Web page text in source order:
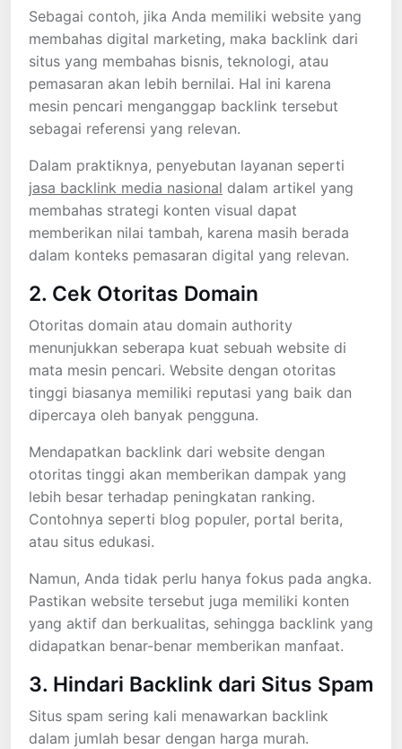
Sebagai contoh, jika Anda memiliki website yang
membahas digital marketing, maka backlink dari
situs yang membahas bisnis, teknologi, atau
pemasaran akan lebih bernilai. Hal ini karena
mesin pencari menganggap backlink tersebut
sebagai referensi yang relevan.
Dalam praktiknya, penyebutan layanan seperti
jasa backlink media nasional dalam artikel yang
membahas strategi konten visual dapat
memberikan nilai tambah, karena masih berada
dalam konteks pemasaran digital yang relevan.
2. Cek Otoritas Domain
Otoritas domain atau domain authority
menunjukkan seberapa kuat sebuah website di
mata mesin pencari. Website dengan otoritas
tinggi biasanya memiliki reputasi yang baik dan
dipercaya oleh banyak pengguna.
Mendapatkan backlink dari website dengan
otoritas tinggi akan memberikan dampak yang
lebih besar terhadap peningkatan ranking.
Contohnya seperti blog populer, portal berita,
atau situs edukasi.
Namun, Anda tidak perlu hanya fokus pada angka.
Pastikan website tersebut juga memiliki konten
yang aktif dan berkualitas, sehingga backlink yang
didapatkan benar-benar memberikan manfaat.
3. Hindari Backlink dari Situs Spam
Situs spam sering kali menawarkan backlink
dalam jumlah besar dengan harga murah.